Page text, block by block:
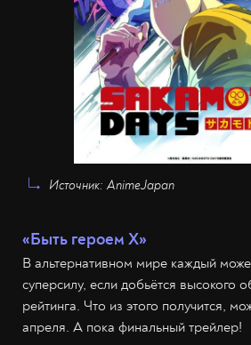
Источник: AnimeJapan
«Быть героем Х»
В альтернативном мире каждый
суперсилу, если добьётся высокого
рейтинга. Что из этого получится,
апреля. А пока финальный трейлер!